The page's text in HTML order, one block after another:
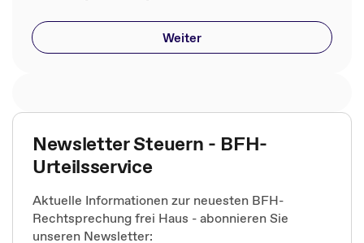
Weiter
Newsletter Steuern - BFH-
Urteilsservice
Aktuelle Informationen zur neuesten BFH-
Rechtsprechung frei Haus - abonnieren Sie
unseren Newsletter: